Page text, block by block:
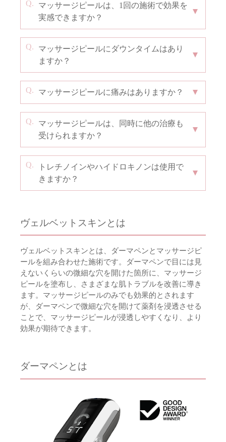
マッサージピールは、1回の施術で効果を
実感できますか？
マッサージピールにダウンタイムはあり
ますか？
マッサージピールに痛みはありますか？
マッサージピールは、同時に他の治療も
受けられますか？
トレチノインやハイドロキノンは使用で
きますか？
ヴェルベットスキンとは
ヴェルベットスキンとは、ダーマペンとマッサージピ
ールを組み合わせた施術です。ダーマペンで目には見
えないくらいの微細な穴を開けた箇所に、マッサージ
ピールを塗布し、さまざまな肌トラブルを改善に導き
ます。マッサージピールのみでも効果的とされます
が、ダーマペンで微細な穴を開けて薬剤を浸透させる
ことで、マッサージピールが浸透しやすくなり、より
効果が期待できます。
ダーマペンとは